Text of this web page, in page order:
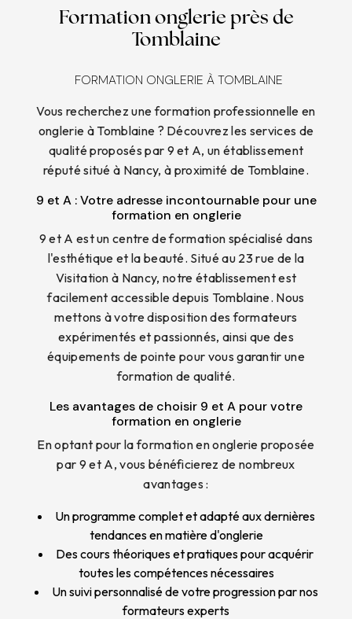
Formation onglerie près de
Tomblaine
FORMATION ONGLERIE À TOMBLAINE
Vous recherchez une formation professionnelle en
onglerie à Tomblaine ? Découvrez les services de
qualité proposés par 9 et A, un établissement
réputé situé à Nancy, à proximité de Tomblaine.
9 et A : Votre adresse incontournable pour une
formation en onglerie
9 et A est un centre de formation spécialisé dans
l'esthétique et la beauté. Situé au 23 rue de la
Visitation à Nancy, notre établissement est
facilement accessible depuis Tomblaine. Nous
mettons à votre disposition des formateurs
expérimentés et passionnés, ainsi que des
équipements de pointe pour vous garantir une
formation de qualité.
Les avantages de choisir 9 et A pour votre
formation en onglerie
En optant pour la formation en onglerie proposée
par 9 et A, vous bénéficierez de nombreux
avantages :
Un programme complet et adapté aux dernières
tendances en matière d'onglerie
Des cours théoriques et pratiques pour acquérir
toutes les compétences nécessaires
Un suivi personnalisé de votre progression par nos
formateurs experts